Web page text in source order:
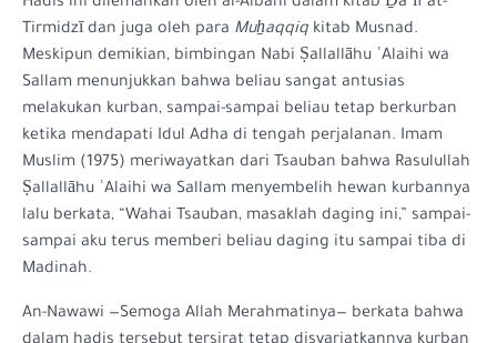
Tirmidzī dan juga oleh para Muẖaqqiq kitab Musnad.
Meskipun demikian, bimbingan Nabi Ṣallallāhu ʿAlaihi wa
Sallam menunjukkan bahwa beliau sangat antusias
melakukan kurban, sampai-sampai beliau tetap berkurban
ketika mendapati Idul Adha di tengah perjalanan. Imam
Muslim (1975) meriwayatkan dari Tsauban bahwa Rasulullah
Ṣallallāhu ʿAlaihi wa Sallam menyembelih hewan kurbannya
lalu berkata, “Wahai Tsauban, masaklah daging ini,” sampai-
sampai aku terus memberi beliau daging itu sampai tiba di
Madinah.
An-Nawawi —Semoga Allah Merahmatinya— berkata bahwa